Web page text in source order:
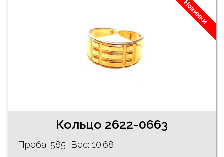
Новинки
Кольцо 2622-0663
Проба: 585, Bес: 10.68